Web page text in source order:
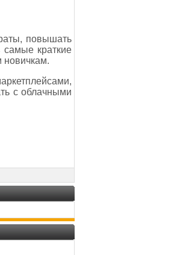
повышать
самые краткие
новичкам.
с облачными